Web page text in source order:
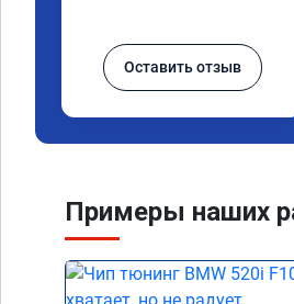
Оставить отзыв
Примеры наших